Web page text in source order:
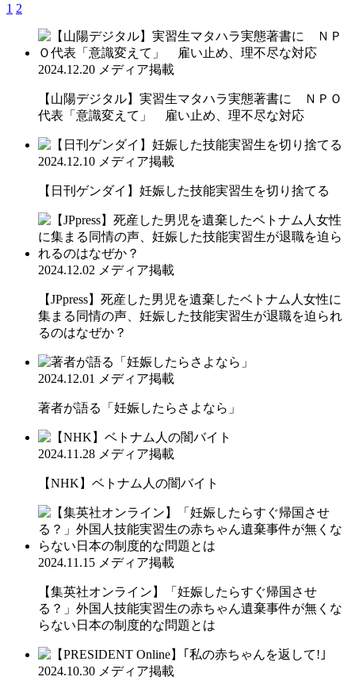
1 2
2024.12.20 メディア掲載
【山陽デジタル】実習生マタハラ実態著書に ＮＰＯ
代表「意識変えて」 雇い止め、理不尽な対応
2024.12.10 メディア掲載
【日刊ゲンダイ】妊娠した技能実習生を切り捨てる
2024.12.02 メディア掲載
【JPpress】死産した男児を遺棄したベトナム人女性に
集まる同情の声、妊娠した技能実習生が退職を迫られ
るのはなぜか？
2024.12.01 メディア掲載
著者が語る「妊娠したらさよなら」
2024.11.28 メディア掲載
【NHK】ベトナム人の闇バイト
2024.11.15 メディア掲載
【集英社オンライン】「妊娠したらすぐ帰国させ
る？」外国人技能実習生の赤ちゃん遺棄事件が無くな
らない日本の制度的な問題とは
2024.10.30 メディア掲載